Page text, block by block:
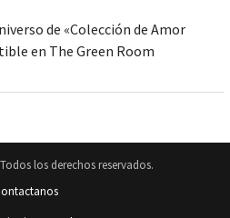
de «Colección de Amor
en The Green Room
los derechos reservados.